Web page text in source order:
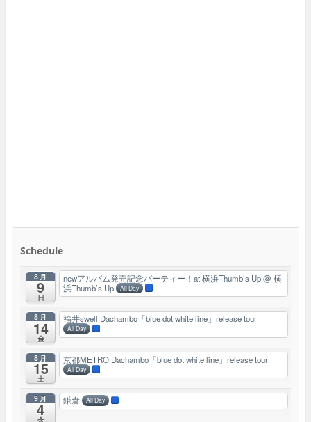
Schedule
8月
9
日
newアルバム発売記念パーティー！at 横浜Thumb’s Up@ 横
浜Thumb’s Up
All Day
8月
14
金
福井swell Dachambo「blue dot white line」release tour
All Day
8月
15
土
京都METRO Dachambo「blue dot white line」release tour
All Day
9月
4
金
鎌倉 All Day